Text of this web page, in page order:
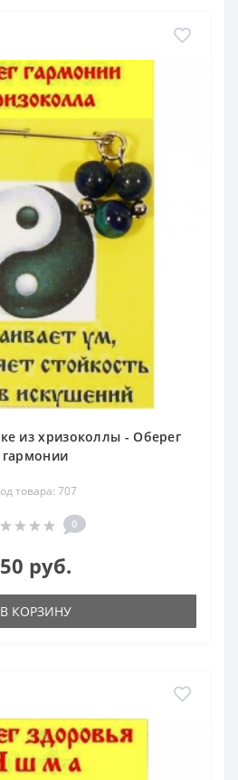
из хризоколлы - Оберег
гармонии
товара: 707
0
50 руб.
В КОРЗИНУ